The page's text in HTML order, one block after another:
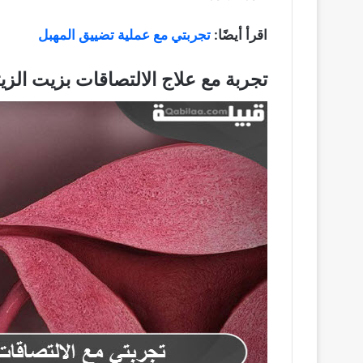
اقرأ أيضًا: تجربتي مع عملية تضييق المهبل
تجربة مع علاج الالتصاقات بزيت